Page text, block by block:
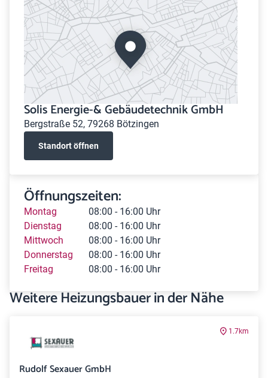
Solis Energie-& Gebäudetechnik GmbH
Bergstraße 52, 79268 Bötzingen
Standort öffnen
Öffnungszeiten:
Montag
08:00 - 16:00 Uhr
Dienstag
08:00 - 16:00 Uhr
Mittwoch
08:00 - 16:00 Uhr
Donnerstag
08:00 - 16:00 Uhr
Freitag
08:00 - 16:00 Uhr
Weitere Heizungsbauer in der Nähe
1.7km
Rudolf Sexauer GmbH